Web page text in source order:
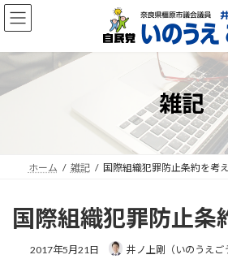
コ
ン
ン
へ
ナ
ビ
ー
ョ
雑記
ホーム 雑記 国際組織犯罪防止条約を考
国際組織犯罪防止条
2017年5月21日 井ノ上剛（いのうえご